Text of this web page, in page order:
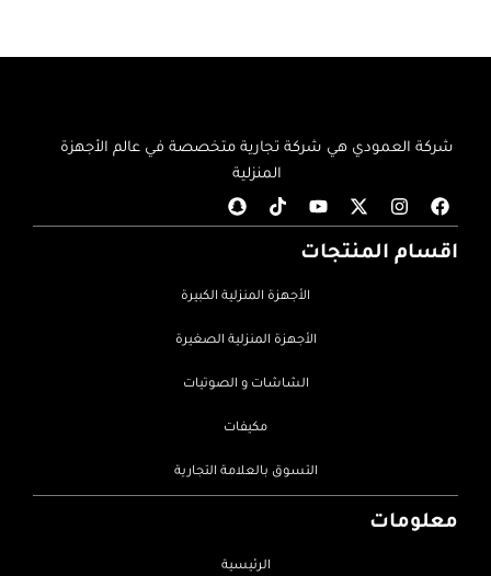
شركة العمودي هي شركة تجارية متخصصة في عالم الأجهزة
المنزلية
اقسام المنتجات
الأجهزة المنزلية الكبيرة
الأجهزة المنزلية الصغيرة
الشاشات و الصوتيات
مكيفات
التسوق بالعلامة التجارية
معلومات
الرئيسية